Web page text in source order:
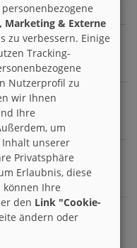
Marketing & Externe
zu verbessern. Einige
Tracking-
Nutzerprofil zu
wir Ihnen
Ihre
um
Inhalt unserer
Privatsphäre
Erlaubnis, diese
können Ihre
den Link "Cookie-
ändern oder